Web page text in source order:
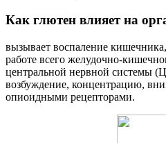
Как глютен влияет на
вызывает воспаление
работе всего желудочно-
центральной нервной системы
возбуждение, концентрацию,
опиоидными рецепторами.